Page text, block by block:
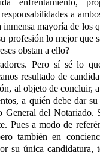
enfrentamiento,
a
mayoría de los
profesión lo mejor que
obstan a ello?
Pero sí sé lo
resultado de
al objeto de concluir,
a quién debe dar
General del Notariado.
Pues a modo de
también en
su única candidatura,